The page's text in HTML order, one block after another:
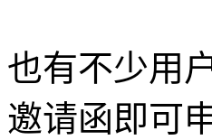
也有不少用
邀请函即可